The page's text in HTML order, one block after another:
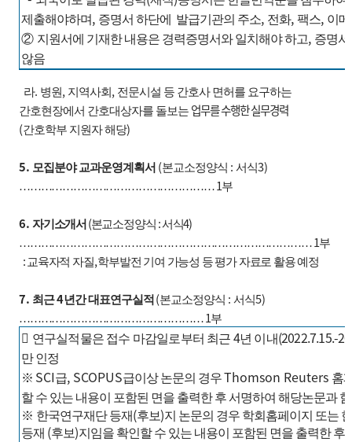
제출해야하며, 증명서 하단에 발급기관의 주소, 전화, 팩스, 이
② 지원서에 기재한 내용은 경력증명서와 일치해야 하고, 증명
않음
라. 병원, 지역사회 , 전문시설 등 간호사 면허를 요구하는
간호현장에서 간호대상자를 돌보는 업무를수행한 실무경력
(간호학부 지원자 해당)
5. 모집분야 교과운영계획서 (본교소정양식 : 서식3)
………………………………………………1부
6. 자기소개서 (본교소정양식 :서식4)
………………………………………………………………………1부
: 교육자적 자질,학부발전 기여 가능성 등 평가 자료로 활용 예정
7. 최근4년간 대표연구실적 (본교소정양식 : 서식5)
……………………………………………1부
 연구실적물은 접수 마감일로부터 최근 4년 이내(2022.7.15.-
만 인정
※ SCI급, SCOPUS급이상 논문의 경우Thomson Reuters 홈
할 수 있는 내용이 포함된 면을 출력한 후 서명하여 해당논문과
※ 한국연구재단 등재(후보)지 논문의 경우 학회홈페이지 또는
등재 (후보)지임을 확인할 수 있는 내용이 포함된 면을 출력한 후